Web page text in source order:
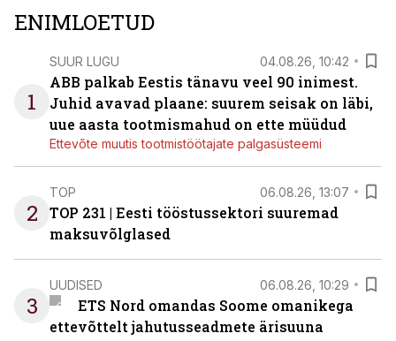
ENIMLOETUD
1
SUUR LUGU 04.08.26, 10:42
ABB palkab Eestis tänavu veel 90 inimest.
Juhid avavad plaane: suurem seisak on läbi,
uue aasta tootmismahud on ette müüdud
Ettevõte muutis tootmistöötajate palgasüsteemi
2
TOP 06.08.26, 13:07
TOP 231 | Eesti tööstussektori suuremad
maksuvõlglased
3
UUDISED 06.08.26, 10:29
ETS Nord omandas Soome omanikega
ettevõttelt jahutusseadmete ärisuuna